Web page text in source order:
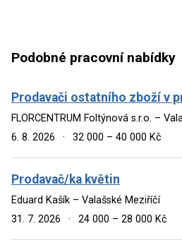
Podobné pracovní nabídky
Prodavači ostatního zboží v
FLORCENTRUM Foltýnová s.r.o. –
6. 8. 2026
· 32 000 – 40 000 Kč
Prodavač/ka květin
Eduard Kašík – Valašské Meziříčí
31. 7. 2026
· 24 000 – 28 000 Kč